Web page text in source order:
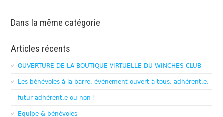
Dans la même catégorie
Articles récents
OUVERTURE DE LA BOUTIQUE VIRTUELLE DU WINCHES CLUB
Les bénévoles à la barre, évènement ouvert à tous, adhérent.e,
futur adhérent.e ou non !
Equipe & bénévoles